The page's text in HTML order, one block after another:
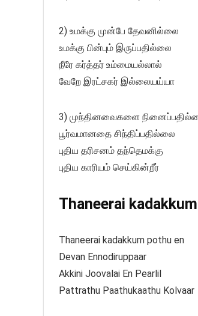
2) உமக்கு முன்பே தேவனில்லை
உமக்கு பின்பும் இருப்பதில்லை
நீரே கர்த்தர் உம்மையல்லால்
வேறே இரட்சகர் இல்லையய்யா
3) முந்தினவைகளை
பூர்வமானதை சிந்திப்பதில்லை
புதிய தரிசனம் தந்தெமக்கு
புதிய காரியம் செய்கின்றீர்
Thaneerai
Thaneerai kadakkum pothu en
Devan Ennodiruppaar
Akkini Joovalai En Pearlil
Pattrathu Paathukaathu Kolvaar